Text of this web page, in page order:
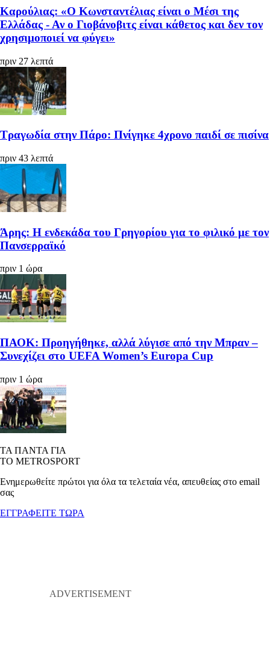
Καρούλιας: «Ο Κωνσταντέλιας είναι ο Μέσι της
Ελλάδας - Αν ο Γιοβάνοβιτς είναι κάθετος και δεν τον
χρησιμοποιεί να φύγει»
πριν 27 λεπτά
Τραγωδία στην Πάρο: Πνίγηκε 4χρονο παιδί σε πισίνα
πριν 43 λεπτά
Άρης: Η ενδεκάδα του Γρηγορίου για το φιλικό με τον
Πανσερραϊκό
πριν 1 ώρα
ΠΑΟΚ: Προηγήθηκε, αλλά λύγισε από την Μπραν –
Συνεχίζει στο UEFA Women’s Europa Cup
πριν 1 ώρα
ΤΑ ΠΑΝΤΑ ΓΙΑ
ΤΟ METROSPORT
Ενημερωθείτε πρώτοι για όλα τα τελεταία νέα, απευθείας στο email
σας
ΕΓΓΡΑΦΕΙΤΕ ΤΩΡΑ